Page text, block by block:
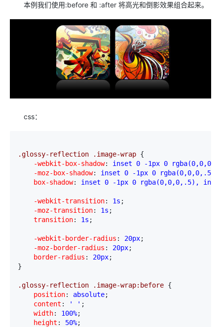
本例我们使用:before 和 :after 将高光和倒影效果组合起来。
css：
.glossy-reflection .image-wrap {
    -webkit-box-shadow
:
inset 0 -1px 0
    -moz-box-shadow
:
inset 0 -1px 0 rgba(0,0,0,.5),
    box-shadow
: inset 0 -1px 0 rgba(0,0,0,.5),
    -webkit-transition
: 1s ;
    -moz-transition
: 1s ;
    transition
: 1s ;
    -webkit-border-radius
: 20px;
    -moz-border-radius
: 20px;
    border-radius
: 20px;
}
.glossy-reflection .image-wrap:before {
    position
: absolute;
    content
: ' ' ;
    width
: 100%;
    height
: 50%;